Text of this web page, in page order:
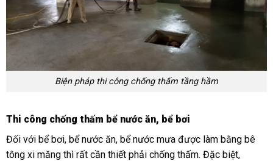
Biện pháp thi công chống thấm tầng hầm
Thi công chống thấm bể nước ăn, bể bơi
Đối với bể bơi, bể nước ăn, bể nước mưa được làm bằng bê
tông xi măng thì rất cần thiết phải chống thấm. Đặc biệt,